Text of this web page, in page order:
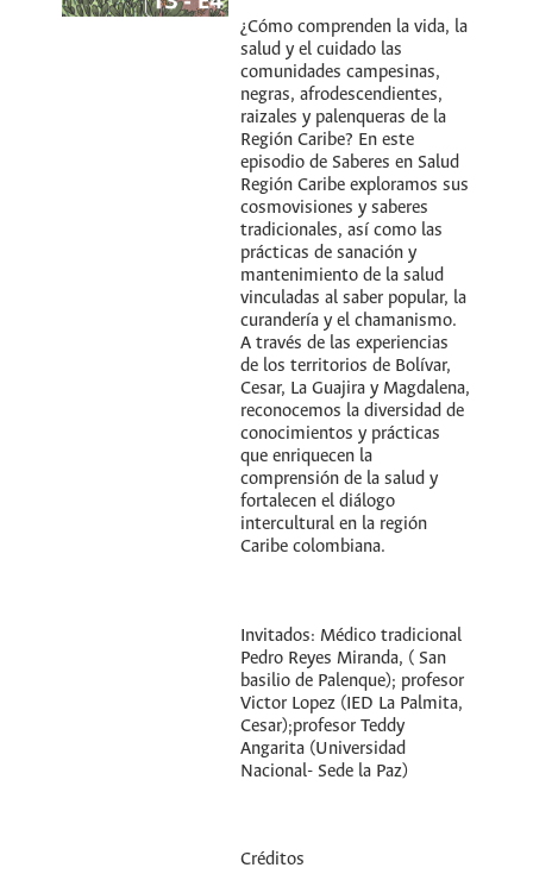
¿Cómo comprenden la vida, la
salud y el cuidado las
comunidades campesinas,
negras, afrodescendientes,
raizales y palenqueras de la
Región Caribe? En este
episodio de Saberes en Salud
Región Caribe exploramos sus
cosmovisiones y saberes
tradicionales, así como las
prácticas de sanación y
mantenimiento de la salud
vinculadas al saber popular, la
curandería y el chamanismo.
A través de las experiencias
de los territorios de Bolívar,
Cesar, La Guajira y Magdalena,
reconocemos la diversidad de
conocimientos y prácticas
que enriquecen la
comprensión de la salud y
fortalecen el diálogo
intercultural en la región
Caribe colombiana.
Invitados: Médico tradicional
Pedro Reyes Miranda, ( San
basilio de Palenque); profesor
Victor Lopez (IED La Palmita,
Cesar);profesor Teddy
Angarita (Universidad
Nacional- Sede la Paz)
Créditos